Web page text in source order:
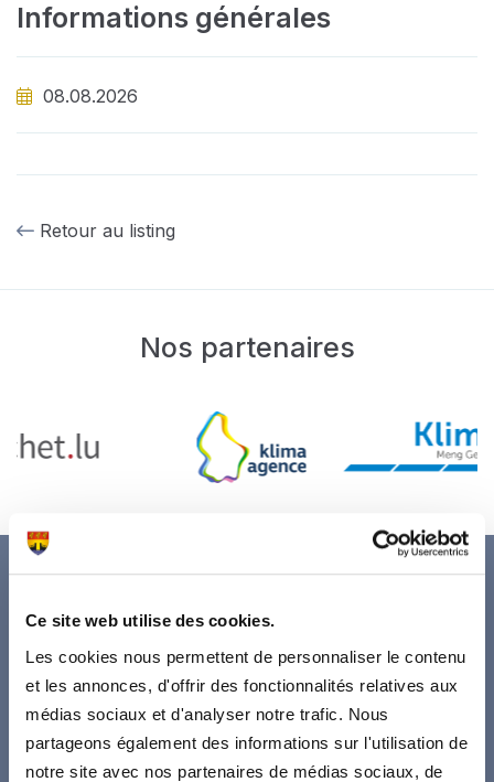
Ce site web utilise des cookies.
Les cookies nous permettent de personnaliser le contenu
et les annonces, d'offrir des fonctionnalités relatives aux
médias sociaux et d'analyser notre trafic. Nous
partageons également des informations sur l'utilisation de
notre site avec nos partenaires de médias sociaux, de
Informations générales
08.08.2026
Retour au listing
Nos partenaires
Suivez-nous sur